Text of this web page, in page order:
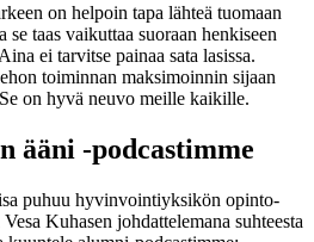
on helpoin tapa lähteä tuomaan
taas vaikuttaa suoraan henkiseen
ei tarvitse painaa sata lasissa.
toiminnan maksimoinnin sijaan
on hyvä neuvo meille kaikille.
ääni -podcastimme
puhuu hyvinvointiyksikön opinto-
Kuhasen johdattelemana suhteesta